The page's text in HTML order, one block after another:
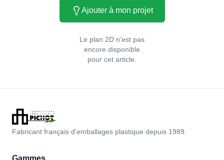
Ajouter à mon projet
Le plan 2D n’est pas
encore disponible
pour cet article.
Fabricant français d'emballages plastique depuis 1989.
Gammes